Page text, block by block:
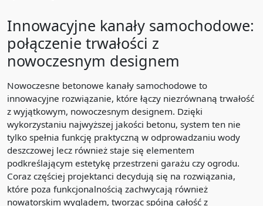
Innowacyjne kanały samochodowe:
połączenie trwałości z
nowoczesnym designem
Nowoczesne betonowe kanały samochodowe to
innowacyjne rozwiązanie, które łączy niezrównaną trwałość
z wyjątkowym, nowoczesnym designem. Dzięki
wykorzystaniu najwyższej jakości betonu, system ten nie
tylko spełnia funkcję praktyczną w odprowadzaniu wody
deszczowej lecz również staje się elementem
podkreślającym estetykę przestrzeni garażu czy ogrodu.
Coraz częściej projektanci decydują się na rozwiązania,
które poza funkcjonalnością zachwycają również
nowatorskim wyglądem, tworząc spójną całość z